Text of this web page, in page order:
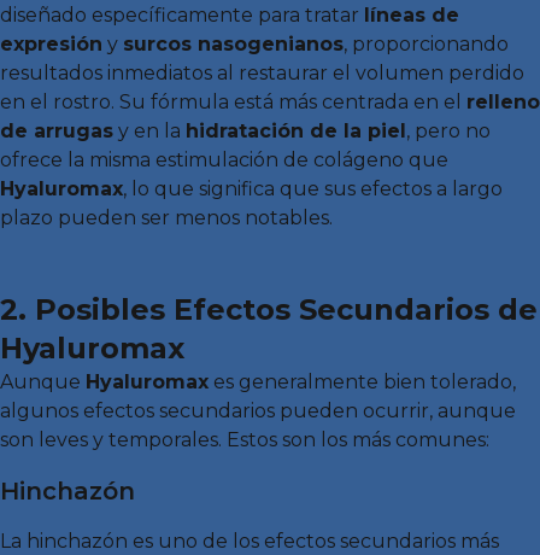
diseñado específicamente para tratar líneas de
expresión y surcos nasogenianos, proporcionando
resultados inmediatos al restaurar el volumen perdido
en el rostro. Su fórmula está más centrada en el relleno
de arrugas y en la hidratación de la piel, pero no
ofrece la misma estimulación de colágeno que
Hyaluromax, lo que significa que sus efectos a largo
plazo pueden ser menos notables.
2. Posibles Efectos Secundarios de
Hyaluromax
Aunque Hyaluromax es generalmente bien tolerado,
algunos efectos secundarios pueden ocurrir, aunque
son leves y temporales. Estos son los más comunes:
Hinchazón
La hinchazón es uno de los efectos secundarios más